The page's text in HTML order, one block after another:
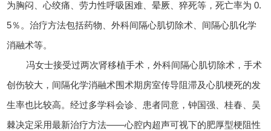
为胸闷、心绞痛、劳力性呼吸困难、晕厥、猝死等，死亡率为 0.
5％。治疗方法包括药物、外科间隔心肌切除术、间隔心肌化学
消融术等。
冯女士接受过两次肾移植手术，外科间隔心肌切除术，手术
创伤较大，间隔化学消融术围术期房室传导阻滞及心肌梗死的发
生率也比较高。经过多学科会诊、患者同意，钟国强、桂春、吴
棘决定采用最新治疗方法——心腔内超声可视下的肥厚型梗阻性